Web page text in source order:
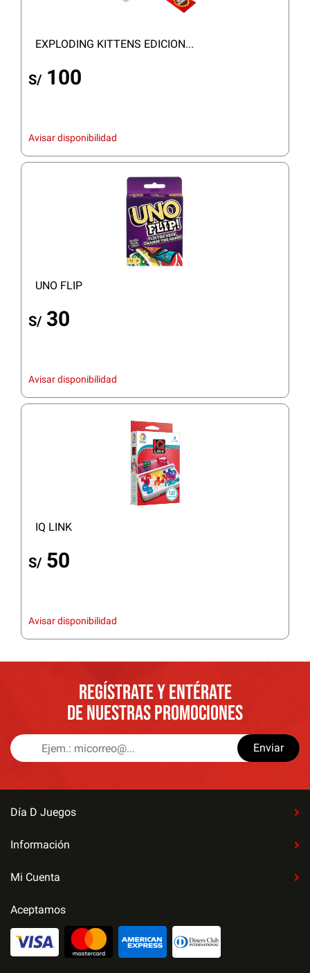
EXPLODING KITTENS EDICION...
S/ 100
Avisar disponibilidad
UNO FLIP
S/ 30
Avisar disponibilidad
IQ LINK
S/ 50
Avisar disponibilidad
REGÍSTRATE Y ENTÉRATE
DE NUESTRAS PROMOCIONES
Enviar
Día D Juegos
Información
Mi Cuenta
Aceptamos